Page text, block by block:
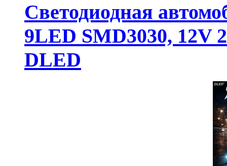
Светодиодная
9LED SMD3030, 12V
DLED